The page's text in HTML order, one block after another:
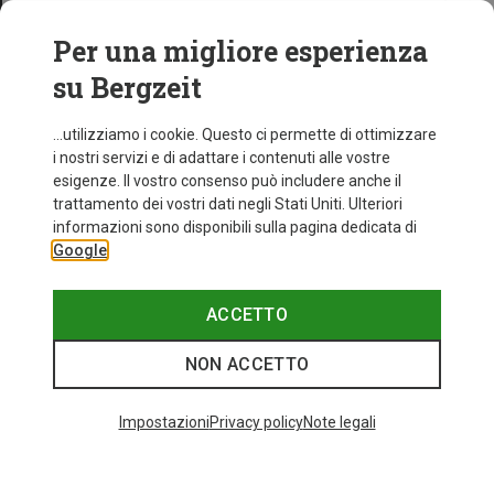
Per una migliore esperienza
su Bergzeit
...utilizziamo i cookie. Questo ci permette di ottimizzare
i nostri servizi e di adattare i contenuti alle vostre
esigenze. Il vostro consenso può includere anche il
trattamento dei vostri dati negli Stati Uniti. Ulteriori
informazioni sono disponibili sulla pagina dedicata di
Google
ACCETTO
NON ACCETTO
ImpostazioniPrivacy policyNote legali